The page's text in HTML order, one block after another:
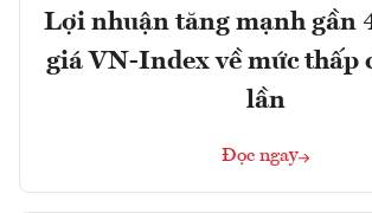
Lợi nhuận tăng mạnh gần
giá VN-Index về mức thấp
lần
Đọc ngay